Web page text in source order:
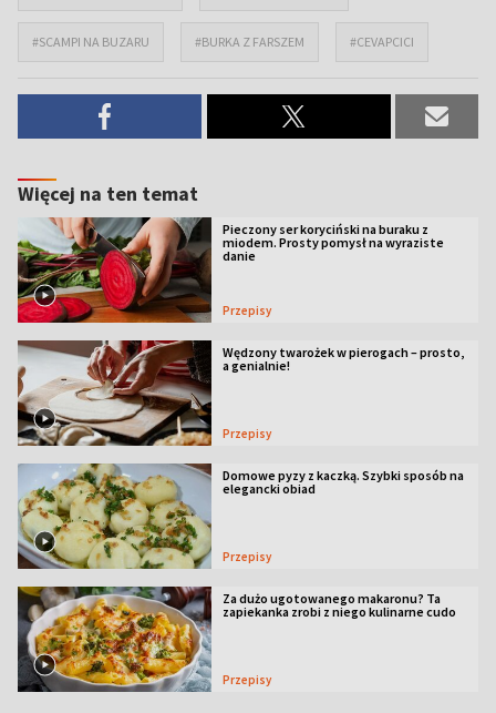
#SCAMPI NA BUZARU #BURKA Z FARSZEM #CEVAPCICI
Więcej na ten temat
Pieczony ser koryciński na buraku z
miodem. Prosty pomysł na wyraziste
danie
Przepisy
Wędzony twarożek w pierogach – prosto,
a genialnie!
Przepisy
Domowe pyzy z kaczką. Szybki sposób na
elegancki obiad
Przepisy
Za dużo ugotowanego makaronu? Ta
zapiekanka zrobi z niego kulinarne cudo
Przepisy